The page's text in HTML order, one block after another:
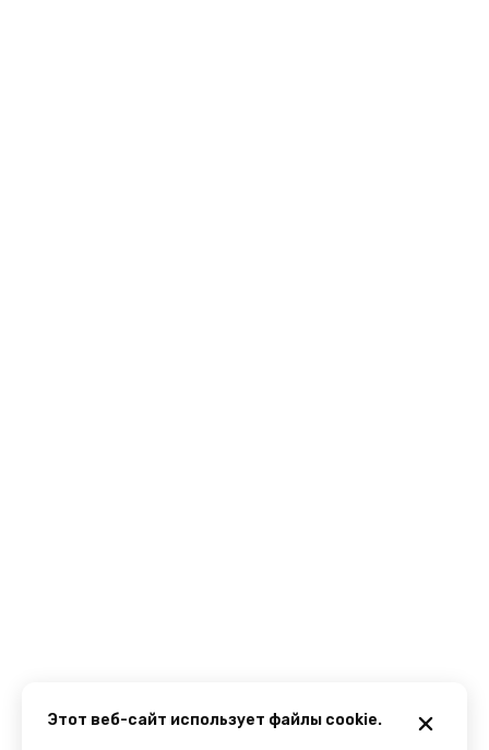
Этот веб-сайт использует файлы cookie.